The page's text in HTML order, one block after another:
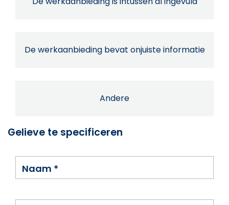
De werkaanbieding bevat onjuiste informatie
Andere
Gelieve te specificeren
Naam *